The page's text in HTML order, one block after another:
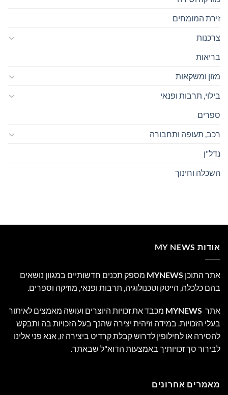
זירת המומחים
צרכנות
בריאות
מזון ומשקאות
בילוי, תרבות ופנאי
ספרים
רכב, תעופה ותחבורה
נדל"ן
השכלה וחינוך
אודות MY NEWS
אתר התוכן MYNEWS מספק תכנים חדשותיים במגוון נושאים
בהם כלכלה, הייטק וטכנולוגיה, תרבות ופנאי, מוזיקה וספרים.
אתר MYNEWS מכבד את זכויות היוצרים ועושה מאמצים לאיתור
בעלי הזכויות. במידה וזיהית יצירה שהנך בעל הזכויות בה ותבקש
להסירה או לחילופין לדרוש קבלת קרדיט ביצירה זו, אנא פני אלינו
לבירור סך זכויותיך באמצעות הדוא"ל שבאתר.
מאמרים אחרונים